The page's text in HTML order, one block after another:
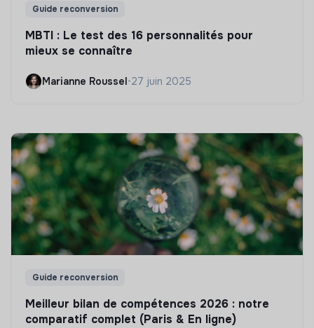
Guide reconversion
MBTI : Le test des 16 personnalités pour
mieux se connaître
Marianne Roussel•27 juin 2025
Guide reconversion
Meilleur bilan de compétences 2026 : notre
comparatif complet (Paris & En ligne)